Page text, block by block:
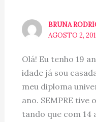
BRUNA
AGOSTO 2,
Olá! Eu tenho 19
idade já sou
meu diploma
ano. SEMPRE tive
tando que com 14